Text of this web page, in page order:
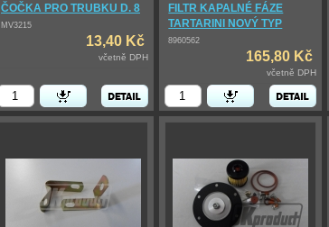
ČOČKA PRO TRUBKU D. 8
MV3215
13,40 Kč
včetně DPH
FILTR KAPALNÉ FÁZE
TARTARINI NOVÝ TYP
8960562
165,80 Kč
včetně DPH